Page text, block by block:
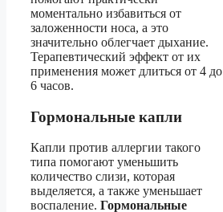
моментально избавиться от
заложенности носа, а это
значительно облегчает дыхание.
Терапевтический эффект от их
применения может длиться от 4 до
6 часов.
Гормональные капли
Капли против аллергии такого
типа помогают уменьшить
количество слизи, которая
выделяется, а также уменьшает
воспаление. Гормональные